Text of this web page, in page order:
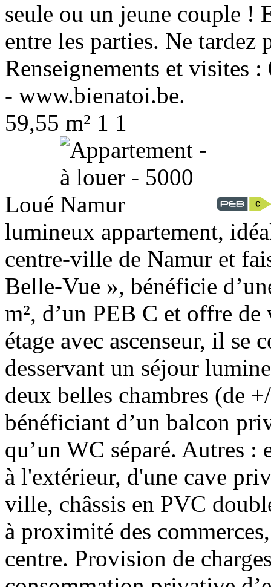
seule ou un jeune couple !
entre les parties. Ne tardez
Renseignements et visites
- www.bienatoi.be.
59,55 m² 1 1
Loué
lumineux appartement,
centre-ville de Namur et
Belle-Vue », bénéficie
m², d’un PEB C et offre de
étage avec ascenseur, il se
desservant un séjour
deux belles chambres (de
bénéficiant d’un balcon
qu’un WC séparé. Autres
à l'extérieur, d'une cave
ville, châssis en PVC
à proximité des
centre. Provision de